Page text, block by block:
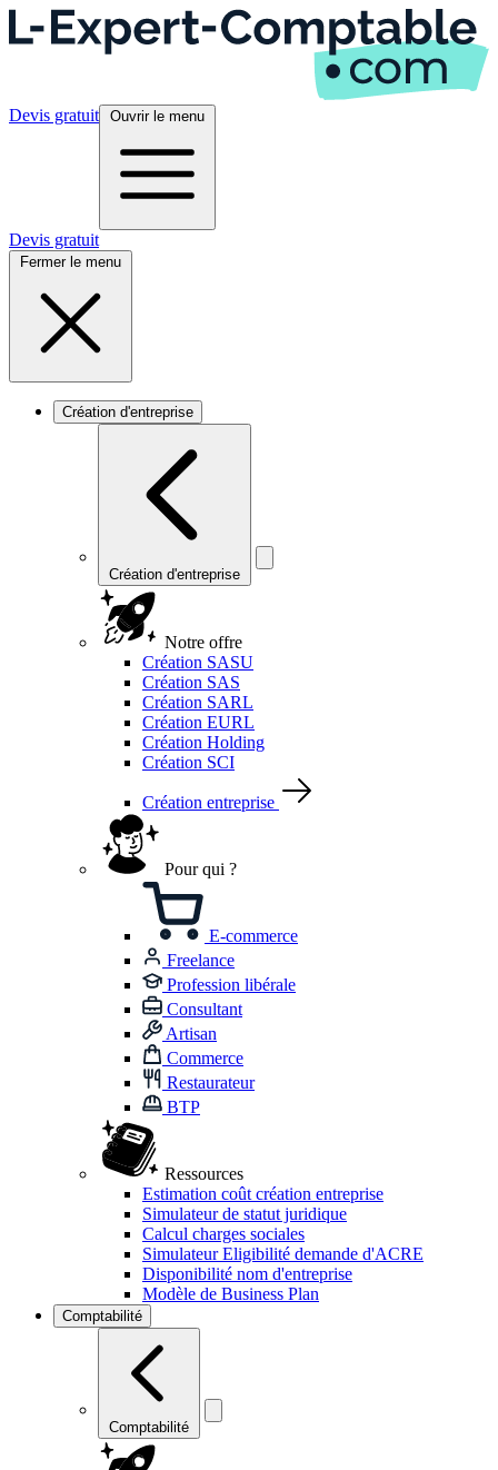
Devis gratuit Ouvrir le menu
Devis gratuit
Fermer le menu
Création d'entreprise
Création d'entreprise
Notre offre
Création SASU
Création SAS
Création SARL
Création EURL
Création Holding
Création SCI
Création entreprise
Pour qui ?
E-commerce
Freelance
Profession libérale
Consultant
Artisan
Commerce
Restaurateur
BTP
Ressources
Estimation coût création entreprise
Simulateur de statut juridique
Calcul charges sociales
Simulateur Eligibilité demande d'ACRE
Disponibilité nom d'entreprise
Modèle de Business Plan
Comptabilité
Comptabilité